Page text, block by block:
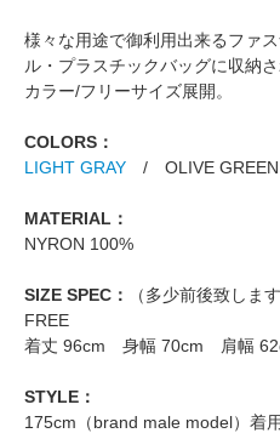
様々な用途で御利用出来るファ
ル・プラスチックバッグに収納
カラー/フリーサイズ展開。
COLORS：
LIGHT GRAY / OLIVE
MATERIAL：
NYRON 100%
SIZE SPEC：
（多少前後致します
FREE
着丈 96cm 身幅 70cm 肩幅
STYLE：
175cm（brand male model）着